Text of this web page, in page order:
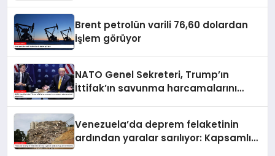
Brent petrolün varili 76,60 dolardan
işlem görüyor
NATO Genel Sekreteri, Trump’ın
İttifak’ın savunma harcamalarını
Venezuela’da deprem felaketinin
ardından yaralar sarılıyor: Kapsamlı